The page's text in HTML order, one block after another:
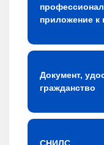
приложение к
Документ,
гражданство